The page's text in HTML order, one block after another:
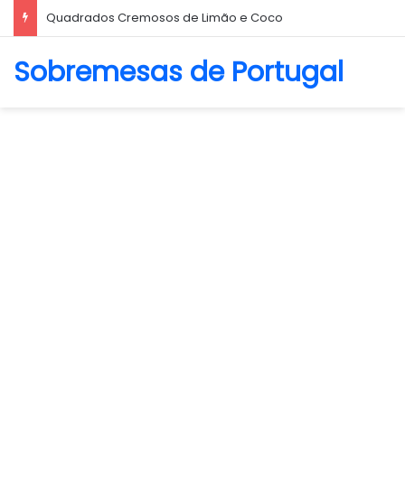
Biscoito Amanteigado
Sobremesas de Portugal